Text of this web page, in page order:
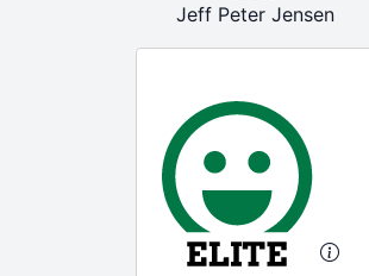
Jeff Peter Jensen